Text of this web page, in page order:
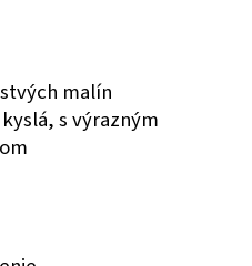
malín
s výrazným